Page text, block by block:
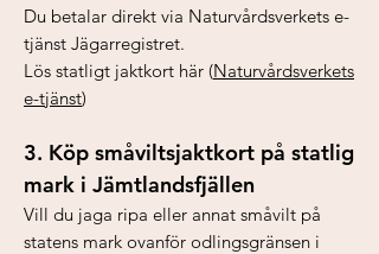
Du betalar direkt via Naturvårdsverkets e-
tjänst Jägarregistret.
Lös statligt jaktkort här (Naturvårdsverkets
e-tjänst)
3. Köp småviltsjaktkort på statlig
mark i Jämtlandsfjällen
Vill du jaga ripa eller annat småvilt på
statens mark ovanför odlingsgränsen i